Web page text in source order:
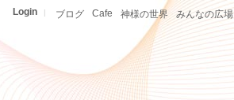
ブログ Cafe 神様の世界 みんなの広場
Login |